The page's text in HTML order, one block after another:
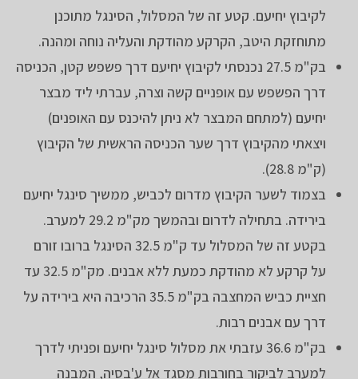
לקיבוץ יחיעם. קטע זה של המסלול, הסינגל מתוכנן
מתוחזקת היטב, הקרקע מהודקת והעליה נוחה ומהנה.
בק"מ 27.5 נכנסתי לקיבוץ יחיעם דרך פשפש קטן, הכניסה
דרך הפשפש עם אופניים קשה וצרה, עברתי ליד מבצר
יחיעם (למתחם המבצר לא ניתן להיכנס עם האופנים)
ויצאתי מהקיבוץ דרך שער הכניסה הראשית של הקיבוץ
(ק"מ 28.8).
בצמוד לשער הקיבוץ מדרום לכביש, ממשיך סינגל יחיעם
בירידה. בתחילה לדרום ובהמשך מק"מ 29.2 למערב.
בקטע זה של המסלול עד ק"מ 32.5 הסינגל ברובו זורם
על קרקע לא מהודקת כמעת ללא אבנים. מק"מ 32.5 עד
חציית כביש המחצבה בק"מ 35.5 הרכיבה היא בירידה על
דרך עם אבנים רבות.
בק"מ 36.6 עזבתי את מסלול סינגל יחיעם ופניתי לדרך
למערב לביקור בחורבות מסגד אל ע'בסיה, המבנה